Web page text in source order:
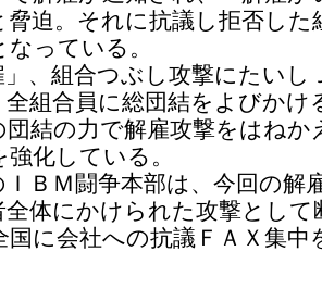
脅迫。それに抗議し拒否した
っている。
、組合つぶし攻撃にたいし
全組合員に総団結をよびかけ
団結の力で解雇攻撃をはねか
化している。
ＢＭ闘争本部は、今回の解
全体にかけられた攻撃とし
国に会社への抗議ＦＡＸ集中